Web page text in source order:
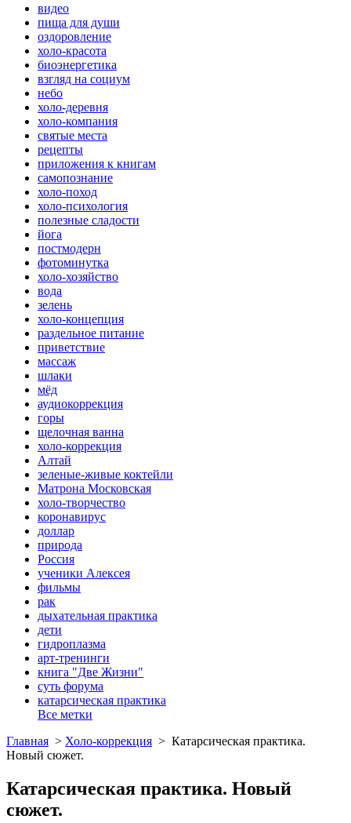
видео
пища для души
оздоровление
холо-красота
биоэнергетика
взгляд на социум
небо
холо-деревня
холо-компания
святые места
рецепты
приложения к книгам
самопознание
холо-поход
холо-психология
полезные сладости
йога
постмодерн
фотоминутка
холо-хозяйство
вода
зелень
холо-концепция
раздельное питание
приветствие
массаж
шлаки
мёд
аудиокоррекция
горы
щелочная ванна
холо-коррекция
Алтай
зеленые-живые коктейли
Матрона Московская
холо-творчество
коронавирус
доллар
природа
Россия
ученики Алексея
фильмы
рак
дыхательная практика
дети
гидроплазма
арт-тренинги
книга "Две Жизни"
суть форума
катарсическая практика
Все метки
Главная > Холо-коррекция > Катарсическая практика.
Новый сюжет.
Катарсическая практика. Новый
сюжет.